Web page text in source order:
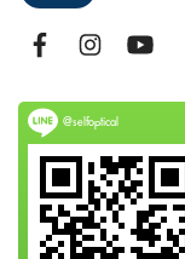
@selfoptical